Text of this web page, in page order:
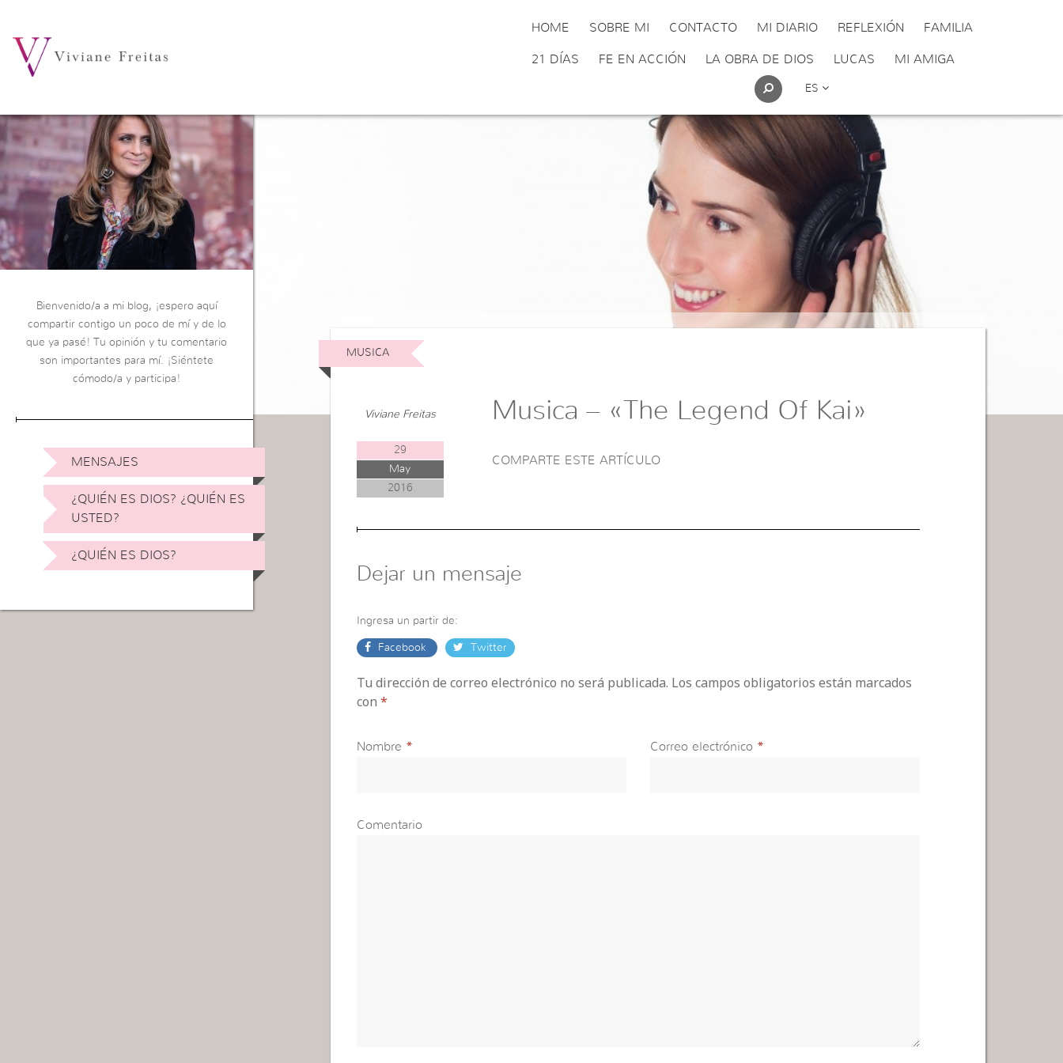
HOME SOBRE MI CONTACTO MI DIARIO REFLEXIÓN FAMILIA
21 DÍAS FE EN ACCIÓN LA OBRA DE DIOS LUCAS MI AMIGA
ES
Bienvenido/a a mi blog, ¡espero aquí
compartir contigo un poco de mí y de lo
que ya pasé! Tu opinión y tu comentario
son importantes para mí. ¡Siéntete
cómodo/a y participa!
MENSAJES
¿QUIÉN ES DIOS? ¿QUIÉN ES
USTED?
¿QUIÉN ES DIOS?
MUSICA
Viviane Freitas
29
May
2016
Musica – «The Legend Of Kai»
COMPARTE ESTE ARTÍCULO
Dejar un mensaje
Ingresa un partir de:
Facebook Twitter
Tu dirección de correo electrónico no será publicada. Los campos obligatorios están marcados
con *
Nombre * Correo electrónico *
Comentario